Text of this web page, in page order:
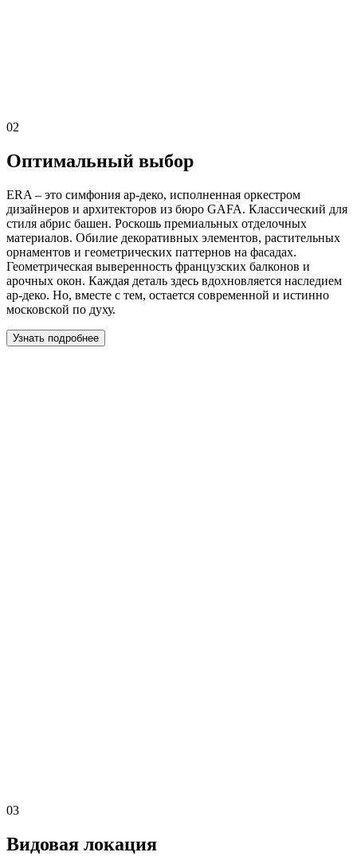
02
Оптимальный выбор
ERA – это симфония ар-деко, исполненная оркестром
дизайнеров и архитекторов из бюро GAFA. Классический для
стиля абрис башен. Роскошь премиальных отделочных
материалов. Обилие декоративных элементов, растительных
орнаментов и геометрических паттернов на фасадах.
Геометрическая выверенность французских балконов и
арочных окон. Каждая деталь здесь вдохновляется наследием
ар-деко. Но, вместе с тем, остается современной и истинно
московской по духу.
Узнать подробнее
03
Видовая локация